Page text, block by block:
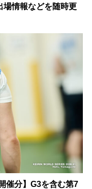
場情報などを随時更
催分】G3を含む第7